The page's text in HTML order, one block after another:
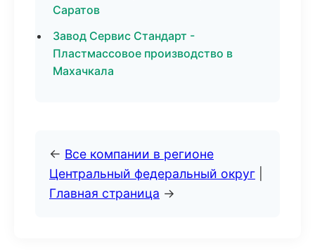
Саратов
Завод Сервис Стандарт -
Пластмассовое производство в
Махачкала
← Все компании в регионе
Центральный федеральный округ
Главная страница →